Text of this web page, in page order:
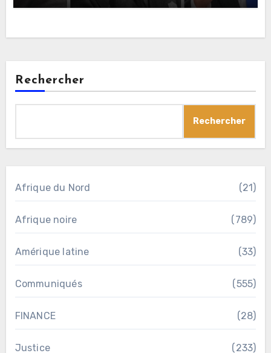
Rechercher
Rechercher
Afrique du Nord (21)
Afrique noire (789)
Amérique latine (33)
Communiqués (555)
FINANCE (28)
Justice (233)